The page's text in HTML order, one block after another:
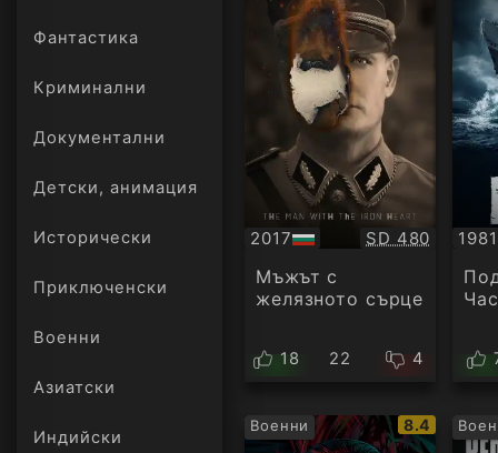
Фантастика
Криминални
Документални
Детски, анимация
Исторически
Приключенски
Военни
Азиатски
Индийски
2017
БГ
аудио
Качество:
SD 480
Мъжът с
желязното сърце
18 22 4
1981
Военни
IMDb
рейтинг:
8.4